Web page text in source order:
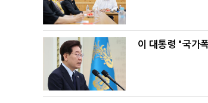
이 대통령 "국가